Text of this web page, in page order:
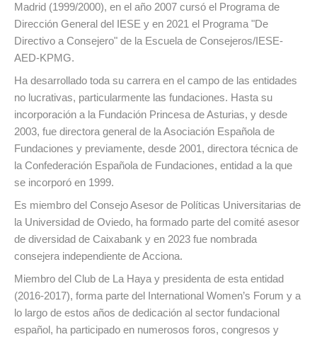
Madrid (1999/2000), en el año 2007 cursó el Programa de
Dirección General del IESE y en 2021 el Programa "De
Directivo a Consejero" de la Escuela de Consejeros/IESE-
AED-KPMG.
Ha desarrollado toda su carrera en el campo de las entidades
no lucrativas, particularmente las fundaciones. Hasta su
incorporación a la Fundación Princesa de Asturias, y desde
2003, fue directora general de la Asociación Española de
Fundaciones y previamente, desde 2001, directora técnica de
la Confederación Española de Fundaciones, entidad a la que
se incorporó en 1999.
Es miembro del Consejo Asesor de Políticas Universitarias de
la Universidad de Oviedo, ha formado parte del comité asesor
de diversidad de Caixabank y en 2023 fue nombrada
consejera independiente de Acciona.
Miembro del Club de La Haya y presidenta de esta entidad
(2016-2017), forma parte del International Women’s Forum y a
lo largo de estos años de dedicación al sector fundacional
español, ha participado en numerosos foros, congresos y